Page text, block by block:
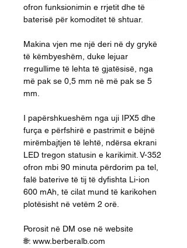
ofron funksionimin e rrjetit dhe të
baterisë për komoditet të shtuar.
Makina vjen me një deri në dy grykë
të këmbyeshëm, duke lejuar
rregullime të lehta të gjatësisë, nga
më pak se 0,5 mm në më pak se 5
mm.
I papërshkueshëm nga uji IPX5 dhe
furça e përfshirë e pastrimit e bëjnë
mirëmbajtjen të lehtë, ndërsa ekrani
LED tregon statusin e karikimit. V-352
ofron mbi 90 minuta përdorim pa tel,
falë baterive të tij të dyfishta Li-ion
600 mAh, të cilat mund të karikohen
plotësisht në vetëm 2 orë.
Porosit në DM ose në website
🌐: www.berberalb.com